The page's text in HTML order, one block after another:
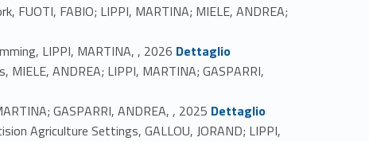
FABIO; LIPPI, MARTINA; MIELE, ANDREA;
LIPPI, MARTINA, , 2026 Link identifier #identifier_person_64398-2
Dettaglio
ANDREA; LIPPI, MARTINA; GASPARRI,
GASPARRI, ANDREA, , 2025 Link identifier #identifier_person_99186-4
Dettaglio
Agriculture Settings, GALLOU, JORAND; LIPPI,